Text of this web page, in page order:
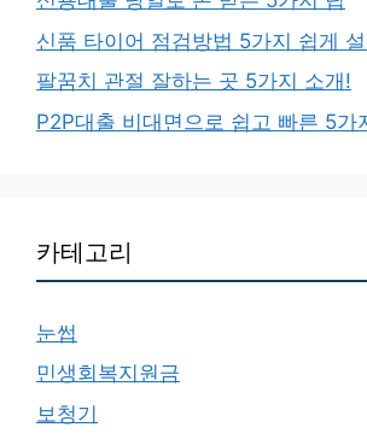
신품 타이어 점검방법 5가지 쉽게
팔꿈치 관절 잘하는 곳 5가지 소개!
P2P대출 비대면으로 쉽고 빠른 5가
카테고리
눈썹
민생회복지원금
보청기